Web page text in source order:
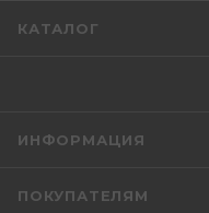
КАТАЛОГ
ИНФОРМАЦИЯ
ПОКУПАТЕЛЯМ